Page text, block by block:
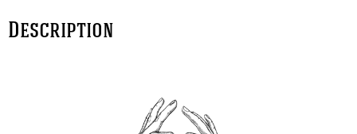
Description